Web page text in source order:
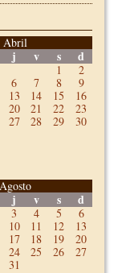
Abril
j v s d
1
2
6 7 8
9
13 14 15
16
20 21 22
23
27 28 29 30
Agosto
j v s d
3 4 5
6
10 11 12
13
17 18 19
20
24 25 26
27
31